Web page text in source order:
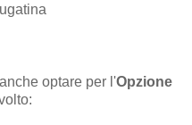
optare per l'Opzione